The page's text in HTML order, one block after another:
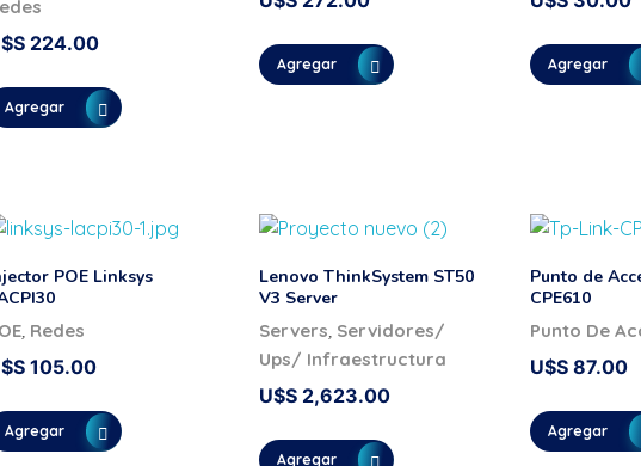
224.00
Agregar
Agregar Agregar
POE Linksys
105.00
, Redes
Agregar
Lenovo ThinkSystem ST50
V3 Server
U$S 2,623.00
Servers, Servidores/
Ups/ Infraestructura
Agregar
Punto de
CPE610
U$S87.00
Punto De
Agregar